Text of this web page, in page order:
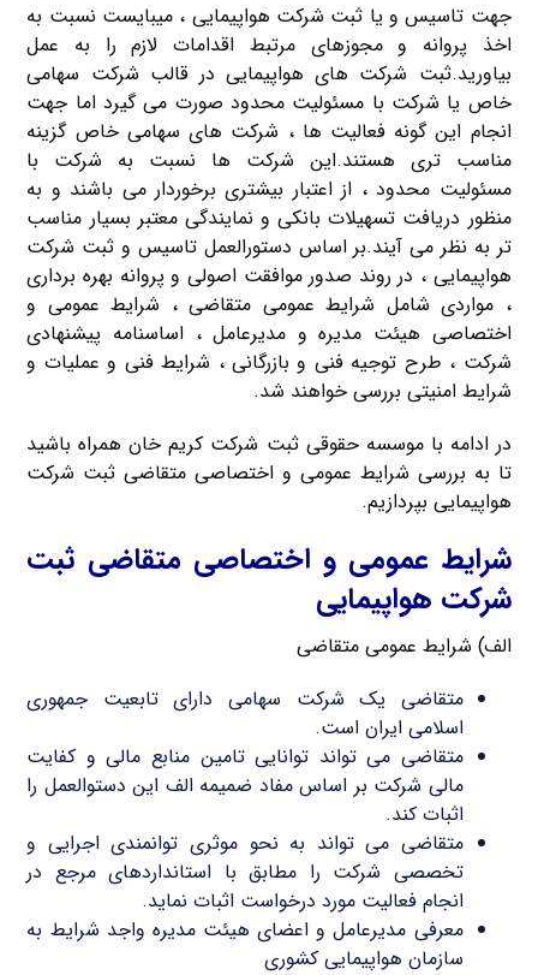
جهت تاسیس و یا ثبت شرکت هواپیمایی ، میبایست نسبت به
اخذ پروانه و مجوزهای مرتبط اقدامات لازم را به عمل
بیاورید.ثبت شرکت های هواپیمایی در قالب شرکت سهامی
خاص یا شرکت با مسئولیت محدود صورت می گیرد اما جهت
انجام این گونه فعالیت ها ، شرکت های سهامی خاص گزینه
مناسب تری هستند.این شرکت ها نسبت به شرکت با
مسئولیت محدود ، از اعتبار بیشتری برخوردار می باشند و به
منظور دریافت تسهیلات بانکی و نمایندگی معتبر بسیار مناسب
تر به نظر می آیند.بر اساس دستورالعمل تاسیس و ثبت شرکت‌
هواپیمایی ، در روند صدور موافقت اصولی و پروانه بهره‌ برداری
، مواردی شامل شرایط عمومی متقاضی ، شرایط عمومی و
اختصاصی هیئت مدیره و مدیرعامل ، اساسنامه پیشنهادی
شرکت ، طرح توجیه فنی و بازرگانی ، شرایط فنی و عملیات و
شرایط امنیتی بررسی خواهند شد.
در ادامه با موسسه حقوقی ثبت شرکت کریم خان همراه باشید
تا به بررسی شرایط عمومی و اختصاصی متقاضی ثبت شرکت
هواپیمایی بپردازیم.
شرایط عمومی و اختصاصی متقاضی ثبت
شرکت هواپیمایی
الف) شرایط عمومی متقاضی
متقاضی یک شرکت سهامی دارای تابعیت جمهوری
اسلامی ایران است.
متقاضی می تواند توانایی تامین منابع مالی و کفایت
مالی شرکت بر اساس مفاد ضمیمه الف این دستوالعمل را
اثبات کند.
متقاضی می تواند به نحو موثری توانمندی اجرایی و
تخصصی شرکت را مطابق با استانداردهای مرجع در
انجام فعالیت مورد درخواست اثبات نماید.
معرفی مدیرعامل و اعضای هیئت مدیره واجد شرایط به
سازمان هواپیمایی کشوری